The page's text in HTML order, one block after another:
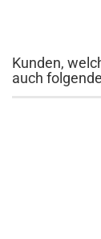
Kunden,
auch